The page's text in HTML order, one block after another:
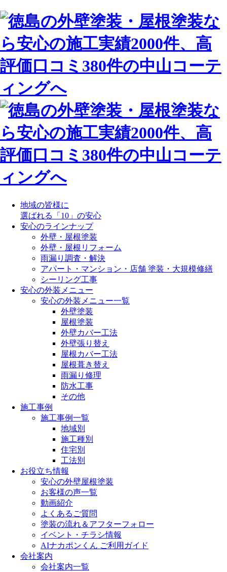
地域の皆様に
選ばれる「10」の安心
安心のラインナップ
外壁・屋根塗装
外壁・屋根リフォーム
雨漏り調査・解決
アパート・マンション・店舗 塗装・大規模修繕
シーリング工事
安心の外装メニュー
安心の外装メニュー一覧
外壁塗装
屋根塗装
外壁カバー工法
外壁張り替え
屋根カバー工法
屋根葺き替え
雨漏り修理
防水工事
その他
施工事例
施工事例一覧
地域別
施工種別
住宅別
工法別
お役立ち情報
安心の外壁屋根塗装
お客様の声一覧
動画紹介
よくあるご質問
塗装の流れ＆アフターフォロー
イベント・チラシ情報
AIナカポンくん ご利用ガイド
会社案内
会社案内一覧